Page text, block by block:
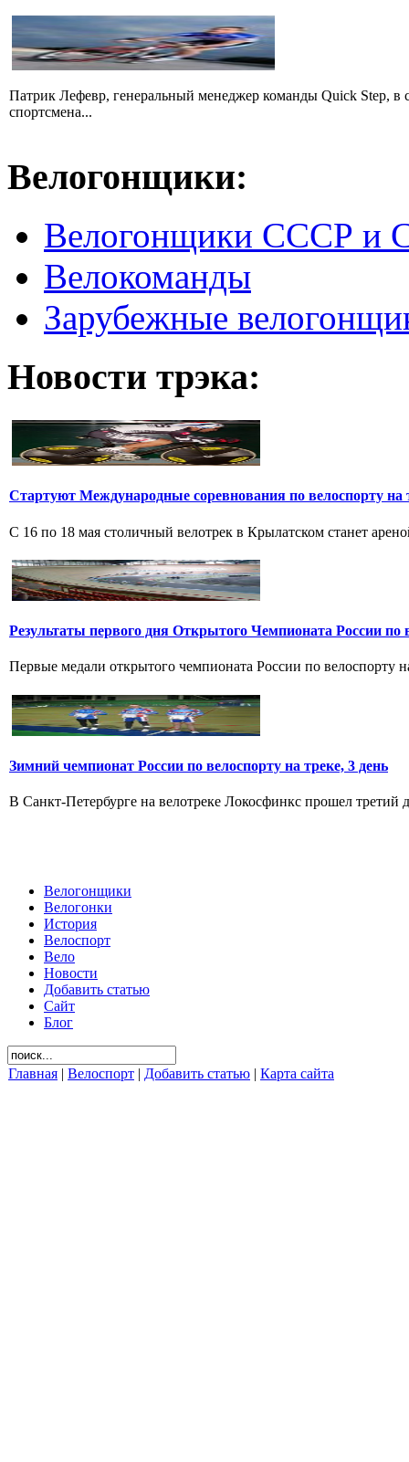
Патрик Лефевр, генеральный менеджер команды Quick Step, в
спортсмена...
Велогонщики:
Велогонщики СССР и
Велокоманды
Зарубежные
Новости трэка:
Стартуют Международные соревнования по велоспорту на
С 16 по 18 мая столичный велотрек в Крылатском станет
Результаты первого дня Открытого Чемпионата России по
Первые медали открытого чемпионата России по велоспорту
Зимний чемпионат России по велоспорту на треке, 3 день
В Санкт-Петербурге на велотреке Локосфинкс прошел третий
Велогонщики
Велогонки
История
Велоспорт
Вело
Новости
Добавить статью
Сайт
Блог
Главная | Велоспорт | Добавить статью | Карта сайта